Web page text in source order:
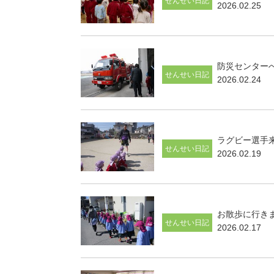
2026.02.25
せんせい日記
防災センター
2026.02.24
せんせい日記
ラグビー選手
2026.02.19
せんせい日記
お散歩に行き
2026.02.17